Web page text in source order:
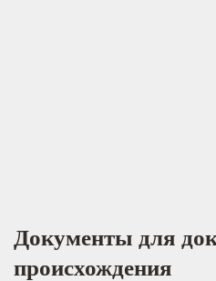
Документы для
происхождения